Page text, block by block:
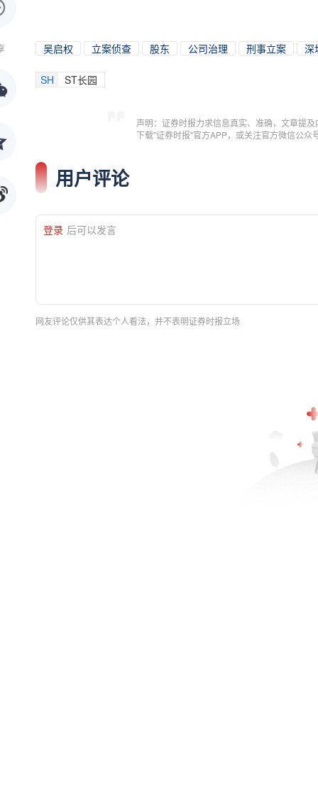
吴启权 立案侦查 股东 公司治理 刑事立案 深
SH ST长园
声明：证券时报力求信息真实、准确，文章提
下载"证券时报"官方APP，或关注官方微信公
用户评论
登录 后可以发言
网友评论仅供其表达个人看法，并不表明证券时报立场